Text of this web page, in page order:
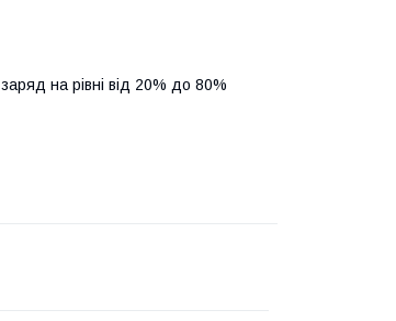
на рівні від 20% до 80%